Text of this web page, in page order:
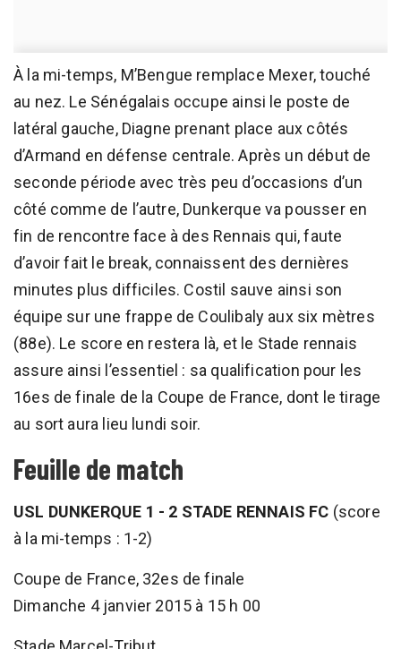
À la mi-temps, M’Bengue remplace Mexer, touché
au nez. Le Sénégalais occupe ainsi le poste de
latéral gauche, Diagne prenant place aux côtés
d’Armand en défense centrale. Après un début de
seconde période avec très peu d’occasions d’un
côté comme de l’autre, Dunkerque va pousser en
fin de rencontre face à des Rennais qui, faute
d’avoir fait le break, connaissent des dernières
minutes plus difficiles. Costil sauve ainsi son
équipe sur une frappe de Coulibaly aux six mètres
(88e). Le score en restera là, et le Stade rennais
assure ainsi l’essentiel : sa qualification pour les
16es de finale de la Coupe de France, dont le tirage
au sort aura lieu lundi soir.
Feuille de match
USL DUNKERQUE 1 - 2 STADE RENNAIS FC (score
à la mi-temps : 1-2)
Coupe de France, 32es de finale
Dimanche 4 janvier 2015 à 15 h 00